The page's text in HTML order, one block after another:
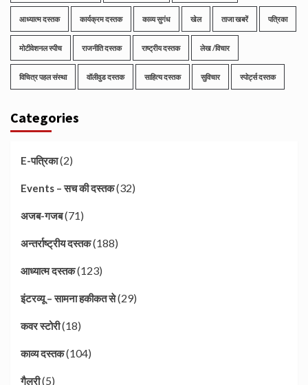
आध्यात्म दस्तक कार्यक्रम दस्तक काव्य सुगंध खेल ताजा खबरें पत्रिका
मोटीवेशनल स्पीच राजनीति दस्तक राष्ट्रीय दस्तक लेख /विचार
विचित्र पहल संस्था वॉलीवुड दस्तक साहित्य दस्तक सुविचार स्पोर्ट्स दस्तक
Categories
E-पत्रिका(2)
Events – सच की दस्तक(32)
अजब-गजब(71)
अन्तर्राष्ट्रीय दस्तक(188)
आध्यात्म दस्तक(123)
इंटरव्यू – सामना हकीकत से(29)
कवर स्टोरी(18)
काव्य दस्तक(104)
गैलरी(5)